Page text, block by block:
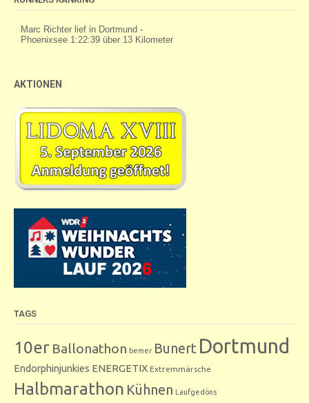
AKTIONEN
TAGS
10er Ballonathon bemer Bunert Dortmund
Endorphinjunkies ENERGETIX Extremmärsche
Halbmarathon Kühnen Laufgedöns